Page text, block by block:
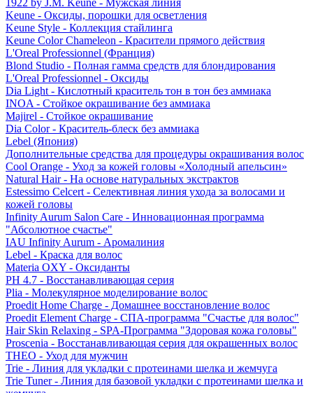
1922 by J.M. Keune - Мужская линия
Keune - Оксиды, порошки для осветления
Keune Style - Коллекция стайлинга
Keune Color Chameleon - Красители прямого действия
L'Oreal Professionnel (Франция)
Blond Studio - Полная гамма средств для блондирования
L'Oreal Professionnel - Оксиды
Dia Light - Кислотный краситель тон в тон без аммиака
INOA - Стойкое окрашивание без аммиака
Majirel - Стойкое окрашивание
Dia Color - Краситель-блеск без аммиака
Lebel (Япония)
Дополнительные средства для процедуры окрашивания волос
Cool Orange - Уход за кожей головы «Холодный апельсин»
Natural Hair - На основе натуральных экстрактов
Estessimo Celcert - Селективная линия ухода за волосами и
кожей головы
Infinity Aurum Salon Care - Инновационная программа
"Абсолютное счастье"
IAU Infinity Aurum - Аромалиния
Lebel - Краска для волос
Materia OXY - Оксиданты
PH 4.7 - Восстанавливающая серия
Plia - Молекулярное моделирование волос
Proedit Home Charge - Домашнее восстановление волос
Proedit Element Charge - СПА-программа "Счастье для волос"
Hair Skin Relaxing - SPA-Программа "Здоровая кожа головы"
Proscenia - Восстанавливающая серия для окрашенных волос
THEO - Уход для мужчин
Trie - Линия для укладки с протеинами шелка и жемчуга
Trie Tuner - Линия для базовой укладки с протеинами шелка и